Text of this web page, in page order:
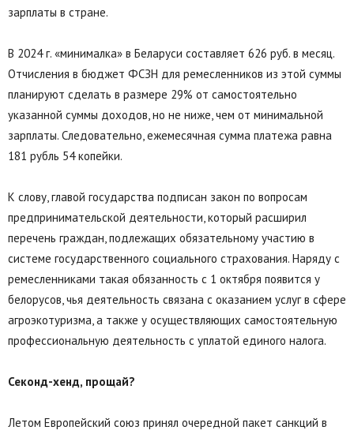
зарплаты в стране.
В 2024 г. «минималка» в Беларуси составляет 626 руб. в месяц.
Отчисления в бюджет ФСЗН для ремесленников из этой суммы
планируют сделать в размере 29% от самостоятельно
указанной суммы доходов, но не ниже, чем от минимальной
зарплаты. Следовательно, ежемесячная сумма платежа равна
181 рубль 54 копейки.
К слову, главой государства подписан закон по вопросам
предпринимательской деятельности, который расширил
перечень граждан, подлежащих обязательному участию в
системе государственного социального страхования. Наряду с
ремесленниками такая обязанность с 1 октября появится у
белорусов, чья деятельность связана с оказанием услуг в сфере
агроэкотуризма, а также у осуществляющих самостоятельную
профессиональную деятельность с уплатой единого налога.
Секонд-хенд, прощай?
Летом Европейский союз принял очередной пакет санкций в